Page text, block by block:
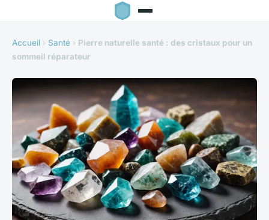
Accueil › Santé › Pierre naturelle santé : des cristaux pour un
sommeil réparateur